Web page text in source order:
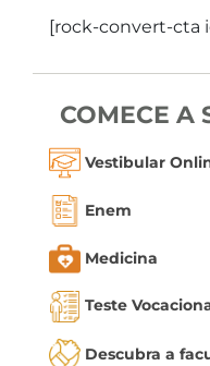
[rock-convert-cta
COMECE A
Vestibular
Enem
Medicina
Teste
Descubra a